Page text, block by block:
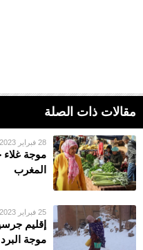
مقالات ذات الصلة
28 فبراير 2023
موجة
المغرب
25 فبراير 2023
إقليم
موجة البرد